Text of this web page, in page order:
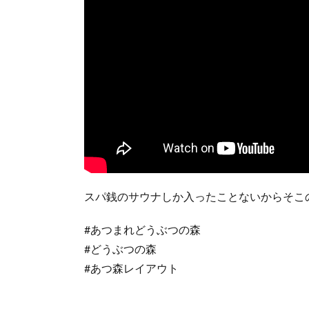
スパ銭のサウナしか入ったことないからそ
#あつまれどうぶつの森
#どうぶつの森
#あつ森レイアウト